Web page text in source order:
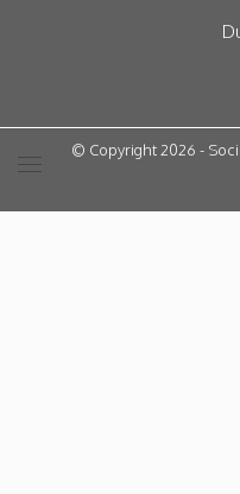
© Copyright 2026 -